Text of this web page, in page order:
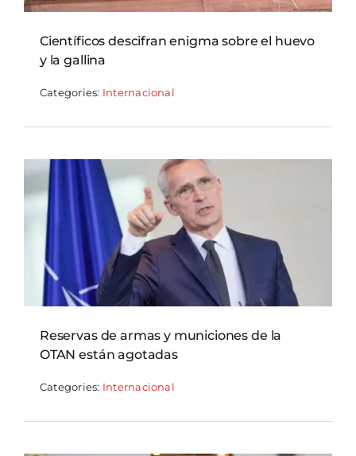
Científicos descifran enigma sobre el huevo
y la gallina
Categories: Internacional
Reservas de armas y municiones de la
OTAN están agotadas
Categories: Internacional